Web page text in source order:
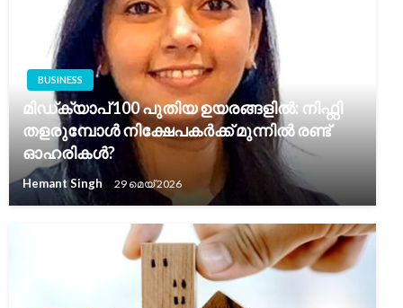
BUSINESS
മിഡ്‌ക്യാപ് 100 പുതിയ ഉയരങ്ങളിൽ: നിഫ്റ്റി
തളരുമ്പോൾ നിക്ഷേപകർക്ക് മുന്നിൽ രണ്ട്
ഓഹരികൾ?
Hemant Singh 29 മെയ്‌ 2026